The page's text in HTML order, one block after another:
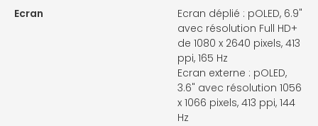
Ecran
Ecran déplié : pOLED, 6.9"
avec résolution Full HD+
de 1080 x 2640 pixels, 413
ppi, 165 Hz
Ecran externe : pOLED,
3.6" avec résolution 1056
x 1066 pixels, 413 ppi, 144
Hz